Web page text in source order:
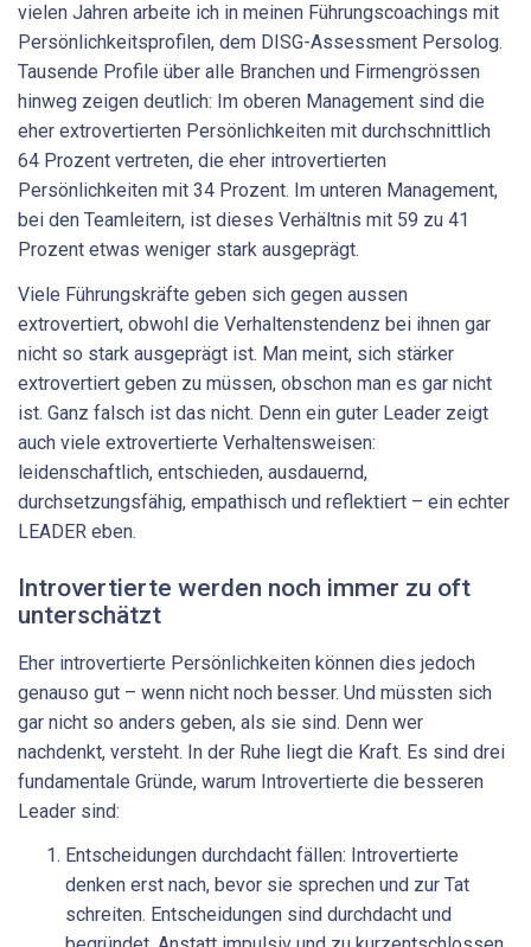
vielen Jahren arbeite ich in meinen Führungs­coachings mit
Persönlichkeitsprofilen, dem DISG-Assessment Persolog.
Tausende Profile über alle Branchen und Firmengrös­sen
hinweg zeigen deutlich: Im oberen Management sind die
eher extrovertierten Persönlichkeiten mit durchschnittlich
64 Prozent vertreten, die eher introvertierten
Persönlichkeiten mit 34 Prozent. Im unteren Management,
bei den Teamleitern, ist dieses Verhältnis mit 59 zu 41
Prozent etwas weniger stark ausgeprägt.
Viele Führungskräfte geben sich gegen aussen
extrovertiert, obwohl die Verhaltenstendenz bei ihnen gar
nicht so stark ausgeprägt ist. Man meint, sich stärker
extrovertiert geben zu müssen, obschon man es gar nicht
ist. Ganz falsch ist das nicht. Denn ein guter Leader zeigt
auch viele extrovertierte Verhaltensweisen:
leidenschaftlich, entschieden, ausdauernd,
durchsetzungsfähig, empathisch und reflektiert – ein echter
LEADER eben.
Introvertierte werden noch immer zu oft
unterschätzt
Eher introvertierte Persönlichkeiten können dies jedoch
genauso gut – wenn nicht noch besser. Und müssten sich
gar nicht so anders geben, als sie sind. Denn wer
nachdenkt, versteht. In der Ruhe liegt die Kraft. Es sind drei
fundamentale Gründe, warum Introvertierte die besseren
Leader sind:
Entscheidungen durchdacht fällen: Introvertierte
denken erst nach, bevor sie sprechen und zur Tat
schreiten. Entscheidungen sind durchdacht und